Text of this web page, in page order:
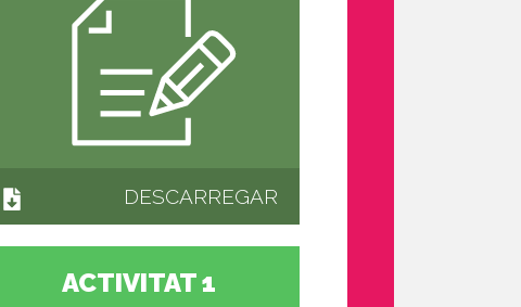
DESCARREGAR
ACTIVITAT 1